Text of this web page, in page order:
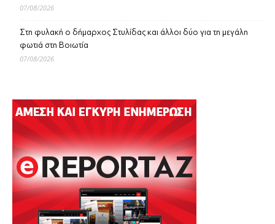
07/08/2026
Στη φυλακή ο δήμαρχος Στυλίδας και άλλοι δύο για τη μεγάλη
φωτιά στη Βοιωτία
07/08/2026